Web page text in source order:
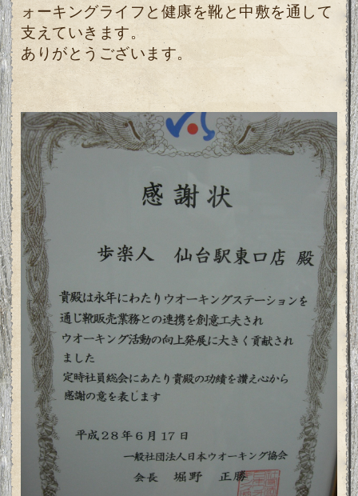
ォーキングライフと健康を靴と中敷を通して
支えていきます。
ありがとうございます。